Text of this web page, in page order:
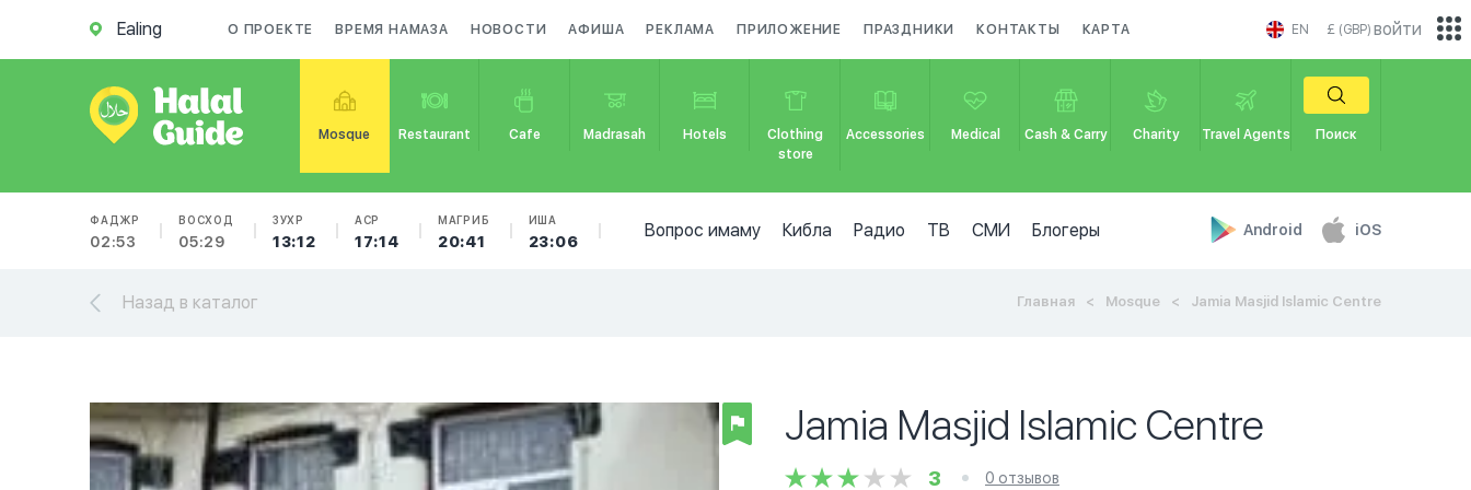
Ealing О ПРОЕКТЕ ВРЕМЯ НАМАЗА НОВОСТИ АФИША РЕКЛАМА ПРИЛОЖЕНИЕ ПРАЗДНИКИ КОНТАКТЫ КАРТА EN £ (GBP)
Mosque Restaurant Cafe Madrasah Hotels
Clothing
store
Accessories Medical Cash & Carry Charity Travel Agents Поиск
ФАДЖР
02:53
ВОСХОД
05:29
ЗУХР
13:12
АСР
17:14
МАГРИБ
20:41
ИША
23:06
Вопрос имаму Кибла Радио ТВ СМИ Блогеры Android iOS
войти
Назад в каталог Главная Mosque Jamia Masjid Islamic Centre
Jamia Masjid Islamic Centre
3 0 отзывов